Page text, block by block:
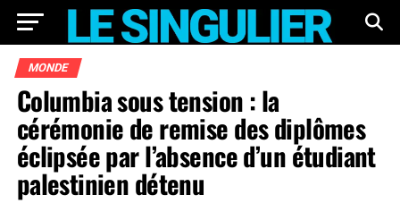
MONDE
Columbia sous tension : la
cérémonie de remise des diplômes
éclipsée par l’absence d’un étudiant
palestinien détenu